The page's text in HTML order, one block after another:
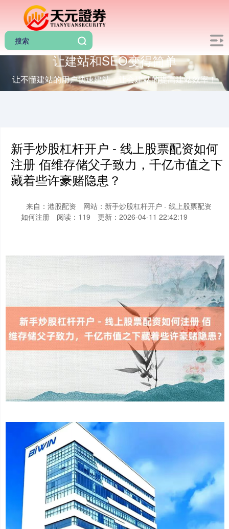
让建站和SEO变得简单
让不懂建站的用户快速建站，让会建站的提高建站效率！
新手炒股杠杆开户 - 线上股票配资如何
注册 佰维存储父子致力，千亿市值之下
藏着些许豪赌隐患？
来自：港股配资
网站：新手炒股杠杆开户 - 线上股票配资
如何注册
阅读：119 更新：2026-04-11 22:42:19